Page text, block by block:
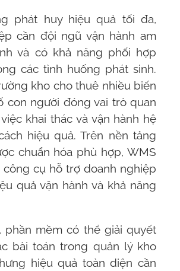
phát huy hiệu quả tối đa,
cần đội ngũ vận hành am
và có khả năng phối hợp
các tình huống phát sinh.
kho cho thuê nhiều biến
con người đóng vai trò quan
khai thác và vận hành hệ
hiệu quả. Trên nền tảng
chuẩn hóa phù hợp, WMS
công cụ hỗ trợ doanh nghiệp
quả vận hành và khả năng
phần mềm có thể giải quyết
bài toán trong quản lý kho
hiệu quả toàn diện cần